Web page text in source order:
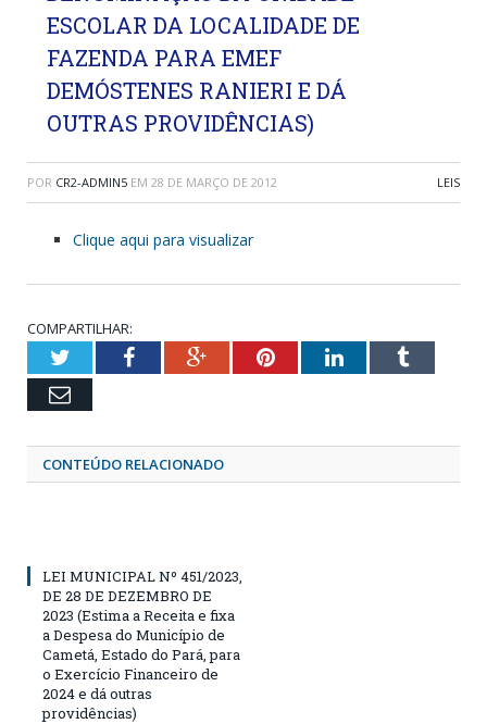
ESCOLAR DA LOCALIDADE DE
FAZENDA PARA EMEF
DEMÓSTENES RANIERI E DÁ
OUTRAS PROVIDÊNCIAS)
POR CR2-ADMIN5 EM 28 DE MARÇO DE 2012 LEIS
Clique aqui para visualizar
COMPARTILHAR:
TwitterFacebookGoogle+PinterestLinkedInTumblr
Email
CONTEÚDO RELACIONADO
LEI MUNICIPAL Nº 451/2023,
DE 28 DE DEZEMBRO DE
2023 (Estima a Receita e fixa
a Despesa do Município de
Cametá, Estado do Pará, para
o Exercício Financeiro de
2024 e dá outras
providências)